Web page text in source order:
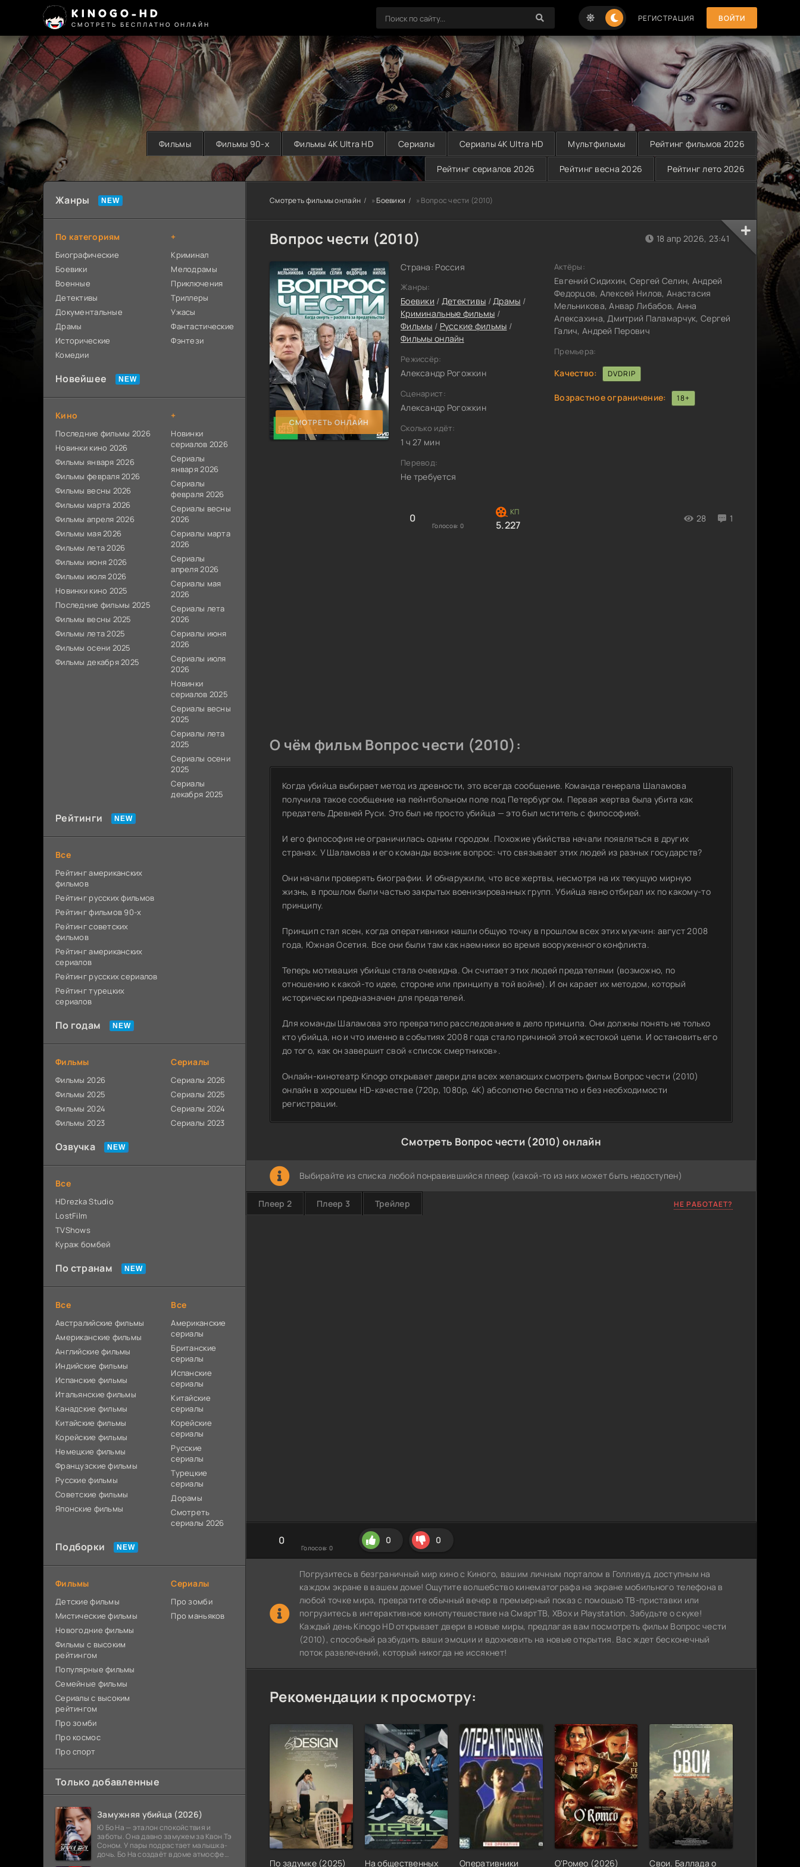
KINOGO-HD
СМОТРЕТЬ БЕСПЛАТНО ОНЛАЙН
РЕГИСТРАЦИЯ ВОЙТИ
Фильмы Фильмы 90-х Фильмы 4K Ultra HD Сериалы Сериалы 4K Ultra HD Мультфильмы Рейтинг фильмов 2026
Рейтинг сериалов 2026 Рейтинг весна 2026 Рейтинг лето 2026
Смотреть фильмы онлайн »Боевики » Вопрос чести (2010)
Вопрос чести (2010)
СМОТРЕТЬ ОНЛАЙН
Страна: Россия
Жанры:
Боевики / Детективы /Драмы /
Криминальные фильмы /
Фильмы / Русские фильмы /
Фильмы онлайн
Режиссёр:
Александр Рогожкин
Сценарист:
Александр Рогожкин
Сколько идёт:
1 ч 27 мин
Перевод:
Не требуется
0
Голосов: 0 5.227
28 1
18 апр 2026, 23:41
Актёры:
Евгений Сидихин, Сергей Селин, Андрей
Федорцов, Алексей Нилов, Анастасия
Мельникова, Анвар Либабов, Анна
Алексахина, Дмитрий Паламарчук, Сергей
Галич, Андрей Перович
Премьера:
Качество: DVDRIP
Возрастное ограничение: 18+
О чём фильм Вопрос чести (2010):
Когда убийца выбирает метод из древности, это всегда сообщение. Команда генерала Шаламова
получила такое сообщение на пейнтбольном поле под Петербургом. Первая жертва была убита как
предатель Древней Руси. Это был не просто убийца — это был мститель с философией.
И его философия не ограничилась одним городом. Похожие убийства начали появляться в других
странах. У Шаламова и его команды возник вопрос: что связывает этих людей из разных государств?
Они начали проверять биографии. И обнаружили, что все жертвы, несмотря на их текущую мирную
жизнь, в прошлом были частью закрытых военизированных групп. Убийца явно отбирал их по какому-то
принципу.
Принцип стал ясен, когда оперативники нашли общую точку в прошлом всех этих мужчин: август 2008
года, Южная Осетия. Все они были там как наемники во время вооруженного конфликта.
Теперь мотивация убийцы стала очевидна. Он считает этих людей предателями (возможно, по
отношению к какой-то идее, стороне или принципу в той войне). И он карает их методом, который
исторически предназначен для предателей.
Для команды Шаламова это превратило расследование в дело принципа. Они должны понять не только
кто убийца, но и что именно в событиях 2008 года стало причиной этой жестокой цепи. И остановить его
до того, как он завершит свой «список смертников».
Онлайн-кинотеатр Kinogo открывает двери для всех желающих смотреть фильм Вопрос чести (2010)
онлайн в хорошем HD-качестве (720p, 1080p, 4K) абсолютно бесплатно и без необходимости
регистрации.
Смотреть Вопрос чести (2010) онлайн
Выбирайте из списка любой понравившийся плеер (какой-то из них может быть недоступен)
Плеер 2 Плеер 3 Трейлер НЕ РАБОТАЕТ?
0
Голосов: 0
0 0
Погрузитесь в безграничный мир кино с Киного, вашим личным порталом в Голливуд, доступным на
каждом экране в вашем доме! Ощутите волшебство кинематографа на экране мобильного телефона в
любой точке мира, превратите обычный вечер в премьерный показ с помощью ТВ-приставки или
погрузитесь в интерактивное кинопутешествие на СмартТВ, XBox и Playstation. Забудьте о скуке!
Каждый день Kinogo HD открывает двери в новые миры, предлагая вам посмотреть фильм Вопрос чести
(2010), способный разбудить ваши эмоции и вдохновить на новые открытия. Вас ждет бесконечный
поток развлечений, который никогда не иссякнет!
Рекомендации к просмотру:
По задумке (2025)
На общественных
Оперативники
О'Ромео (2026)
Свои. Баллада о
Жанры
По категориям
Биографические
Боевики
Военные
Детективы
Документальные
Драмы
Исторические
Комедии
+
Криминал
Мелодрамы
Приключения
Триллеры
Ужасы
Фантастические
Фэнтези
Новейшее
Кино
Последние фильмы 2026
Новинки кино 2026
Фильмы января 2026
Фильмы февраля 2026
Фильмы весны 2026
Фильмы марта 2026
Фильмы апреля 2026
Фильмы мая 2026
Фильмы лета 2026
Фильмы июня 2026
Фильмы июля 2026
Новинки кино 2025
Последние фильмы 2025
Фильмы весны 2025
Фильмы лета 2025
Фильмы осени 2025
Фильмы декабря 2025
+
Новинки
сериалов 2026
Сериалы
января 2026
Сериалы
февраля 2026
Сериалы весны
2026
Сериалы марта
2026
Сериалы
апреля 2026
Сериалы мая
2026
Сериалы лета
2026
Сериалы июня
2026
Сериалы июля
2026
Новинки
сериалов 2025
Сериалы весны
2025
Сериалы лета
2025
Сериалы осени
2025
Сериалы
декабря 2025
Рейтинги
Все
Рейтинг американских
фильмов
Рейтинг русских фильмов
Рейтинг фильмов 90-х
Рейтинг советских
фильмов
Рейтинг американских
сериалов
Рейтинг русских сериалов
Рейтинг турецких
сериалов
По годам
Фильмы
Фильмы 2026
Фильмы 2025
Фильмы 2024
Фильмы 2023
Сериалы
Сериалы 2026
Сериалы 2025
Сериалы 2024
Сериалы 2023
Озвучка
Все
HDrezka Studio
LostFilm
TVShows
Кураж бомбей
По странам
Все
Австралийские фильмы
Американские фильмы
Английские фильмы
Индийские фильмы
Испанские фильмы
Итальянские фильмы
Канадские фильмы
Китайские фильмы
Корейские фильмы
Немецкие фильмы
Французские фильмы
Русские фильмы
Советские фильмы
Японские фильмы
Все
Американские
сериалы
Британские
сериалы
Испанские
сериалы
Китайские
сериалы
Корейские
сериалы
Русские
сериалы
Турецкие
сериалы
Дорамы
Смотреть
сериалы 2026
Подборки
Фильмы
Детские фильмы
Мистические фильмы
Новогодние фильмы
Фильмы с высоким
рейтингом
Популярные фильмы
Семейные фильмы
Сериалы с высоким
рейтингом
Про зомби
Про космос
Про спорт
Сериалы
Про зомби
Про маньяков
Только добавленные
Замужняя убийца (2026)
Ю Бо На — эталон спокойствия и
заботы. Она давно замужем за Квон Тэ
Соном. У пары подрастает малышка-
дочь. Бо На создаёт в доме атмосферу